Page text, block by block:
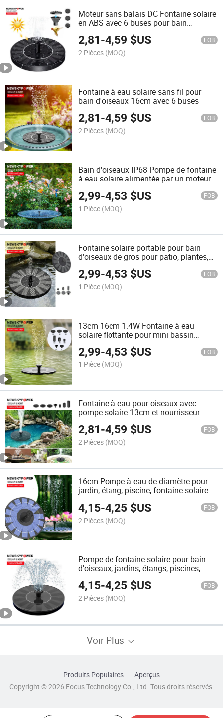
Moteur sans balais DC Fontaine solaire
en ABS avec 6 buses pour bain
d'oiseaux, étang, décoration de jardin
2,81-4,59 $US FOB
2 Pièces (MOQ)
Fontaine à eau solaire sans fil pour
bain d'oiseaux 16cm avec 6 buses
2,81-4,59 $US FOB
2 Pièces (MOQ)
Bain d'oiseaux IP68 Pompe de fontaine
à eau solaire alimentée par un moteur
2,99-4,53 $US FOB
1 Pièce (MOQ)
Fontaine solaire portable pour bain
d'oiseaux de gros pour patio, plantes,
jardin et décoration de crevettes
2,99-4,53 $US FOB
1 Pièce (MOQ)
13cm 16cm 1.4W Fontaine à eau
solaire flottante pour mini bassin
d'oiseaux extérieur
2,99-4,53 $US FOB
1 Pièce (MOQ)
Fontaine à eau pour oiseaux avec
pompe solaire 13cm et nourrisseur
pour animaux avec 6 buses
2,81-4,59 $US FOB
2 Pièces (MOQ)
16cm Pompe à eau de diamètre pour
jardin, étang, piscine, fontaine solaire
4,15-4,25 $US FOB
2 Pièces (MOQ)
Pompe de fontaine solaire pour bain
d'oiseaux, jardins, étangs, piscines,
aquariums extérieurs
4,15-4,25 $US FOB
2 Pièces (MOQ)
Voir Plus
Produits Populaires
Aperçus
Copyright © 2026 Focus Technology Co., Ltd. Tous droits réservés.